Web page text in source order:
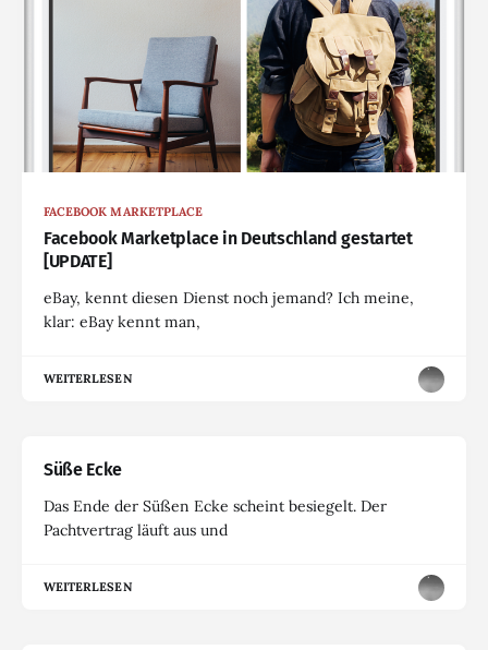
FACEBOOK MARKETPLACE
Facebook Marketplace in Deutschland gestartet
[UPDATE]
eBay, kennt diesen Dienst noch jemand? Ich meine,
klar: eBay kennt man,
WEITERLESEN
Süße Ecke
Das Ende der Süßen Ecke scheint besiegelt. Der
Pachtvertrag läuft aus und
WEITERLESEN